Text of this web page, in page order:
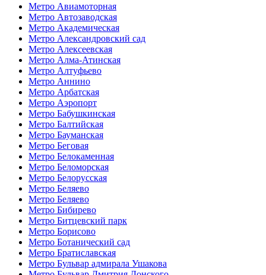
Метро Авиамоторная
Метро Автозаводская
Метро Академическая
Метро Александровский сад
Метро Алексеевская
Метро Алма-Атинская
Метро Алтуфьево
Метро Аннино
Метро Арбатская
Метро Аэропорт
Метро Бабушкинская
Метро Балтийская
Метро Бауманская
Метро Беговая
Метро Белокаменная
Метро Беломорская
Метро Белорусская
Метро Беляево
Метро Беляево
Метро Бибирево
Метро Битцевский парк
Метро Борисово
Метро Ботанический сад
Метро Братиславская
Метро Бульвар адмирала Ушакова